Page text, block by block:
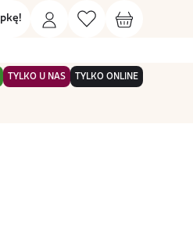
TYLKO U NAS TYLKO ONLINE